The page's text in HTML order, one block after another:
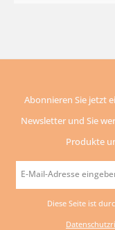
Abonnieren Sie jetzt
Newsletter und Sie
Produkte
E-
Mail-
Diese Seite ist